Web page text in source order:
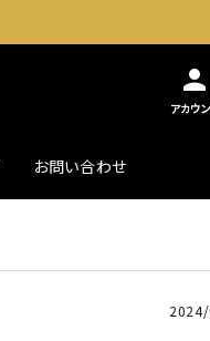
person
アカウ
お問い合わせ
2024/